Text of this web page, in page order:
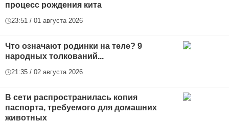
процесс рождения кита
23:51 / 01 августа 2026
Что означают родинки на теле? 9
народных толкований...
21:35 / 02 августа 2026
В сети распространилась копия
паспорта, требуемого для домашних
животных